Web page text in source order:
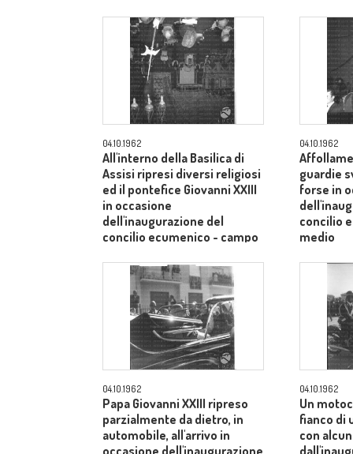
04.10.1962
All'interno della Basilica di
Assisi ripresi diversi religiosi
ed il pontefice Giovanni XXIII
in occasione
dell'inaugurazione del
concilio ecumenico - campo
04.10.1962
guardie
forse in
concilio
medio
04.10.1962
Papa Giovanni XXIII ripreso
parzialmente da dietro, in
automobile, all'arrivo in
occasione dell'inaugurazione
04.10.1962
Un
fianco di
con